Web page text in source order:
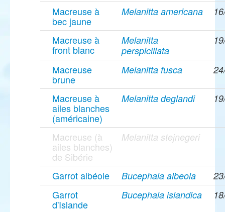
Macreuse à
bec jaune
Melanitta americana
Macreuse à
front blanc
Melanitta
perspicillata
Macreuse
brune
Melanitta fusca
Macreuse à
ailes blanches
(américaine)
Melanitta deglandi
Macreuse (à
ailes blanches)
de Sibérie
Melanitta stejnegeri
Garrot albéole Bucephala albeola
Garrot
d'Islande
Bucephala islandica